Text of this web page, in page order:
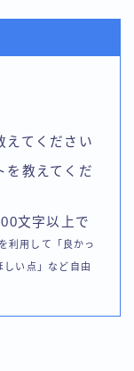
えてください
を教えてくだ
文字以上で
利用して「良かっ
しい点」など自由